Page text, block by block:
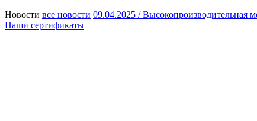
Новости все новости 09.04.2025 /Высокопроизводительная
Наши сертификаты